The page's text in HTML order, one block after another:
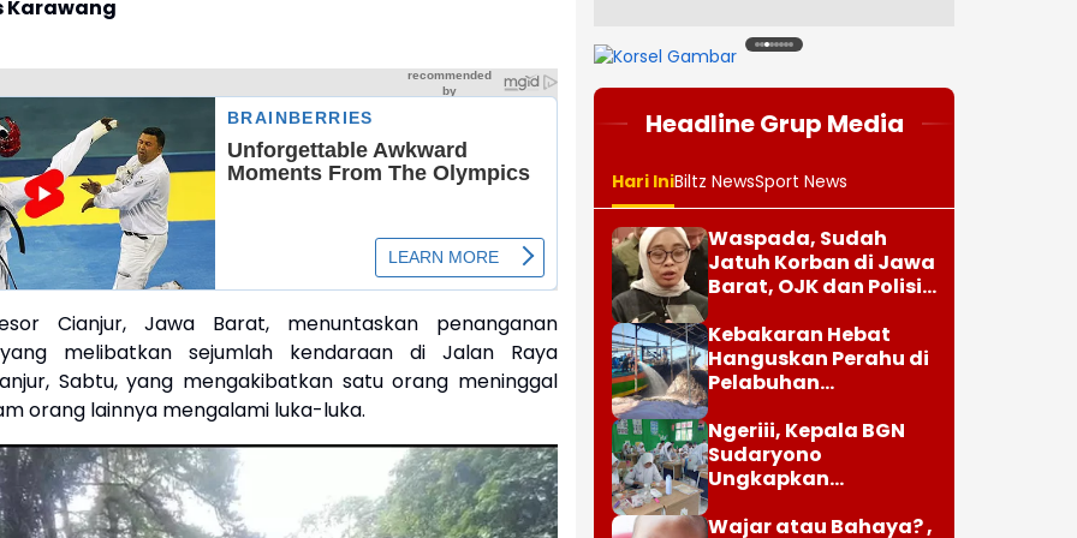
Karawang
Cianjur, Jawa Barat, menuntaskan penanganan
melibatkan sejumlah kendaraan di Jalan Raya
Sabtu, yang mengakibatkan satu orang meninggal
orang lainnya mengalami luka-luka.
12345678
Headline Grup Media
Hari IniBiltz NewsSport News
Waspada, Sudah
Jatuh Korban di Jawa
Barat, OJK dan Polisi
Penipuan Modus Titip
Limit Paylater
Kebakaran Hebat
Hanguskan Perahu di
Pelabuhan
Indramayu
Ngeriii, Kepala BGN
Sudaryono
Ungkapkan
Juta Data Ganda
Wajar atau Bahaya? ,